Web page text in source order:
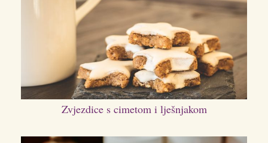
Zvjezdice s cimetom i lješnjakom